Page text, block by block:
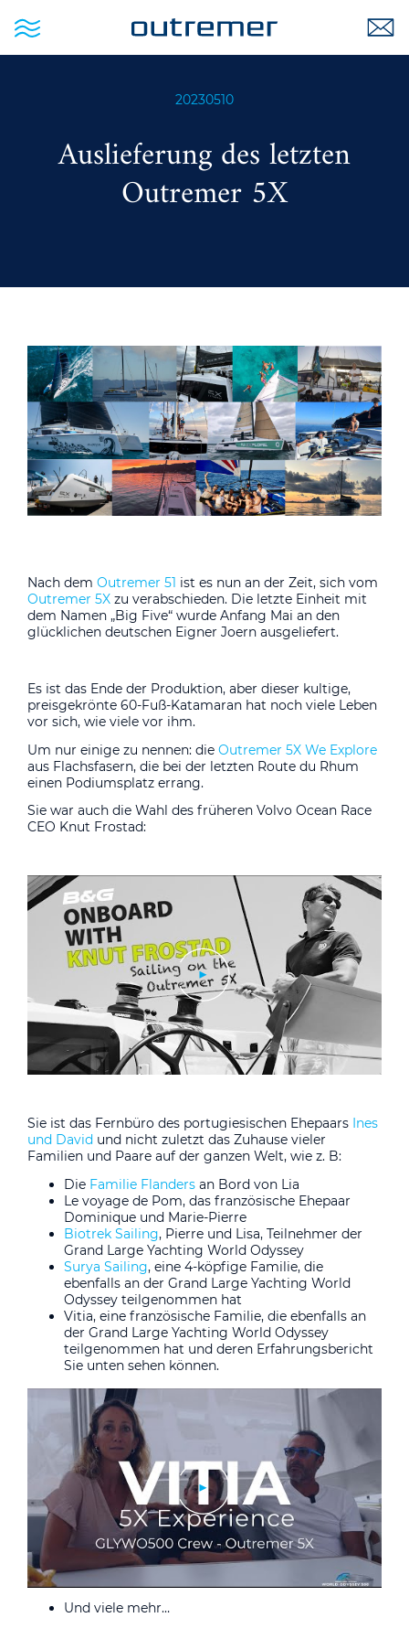
20230510
Auslieferung des letzten
Outremer 5X
Nach dem Outremer 51 ist es nun an der Zeit, sich vom
Outremer 5X zu verabschieden. Die letzte Einheit mit
dem Namen „Big Five“ wurde Anfang Mai an den
glücklichen deutschen Eigner Joern ausgeliefert.
Es ist das Ende der Produktion, aber dieser kultige,
preisgekrönte 60-Fuß-Katamaran hat noch viele Leben
vor sich, wie viele vor ihm.
Um nur einige zu nennen: die Outremer 5X We Explore
aus Flachsfasern, die bei der letzten Route du Rhum
einen Podiumsplatz errang.
Sie war auch die Wahl des früheren Volvo Ocean Race
CEO Knut Frostad:
Sie ist das Fernbüro des portugiesischen Ehepaars Ines
und David und nicht zuletzt das Zuhause vieler
Familien und Paare auf der ganzen Welt, wie z. B:
Die Familie Flanders an Bord von Lia
Le voyage de Pom, das französische Ehepaar
Dominique und Marie-Pierre
Biotrek Sailing, Pierre und Lisa, Teilnehmer der
Grand Large Yachting World Odyssey
Surya Sailing, eine 4-köpfige Familie, die
ebenfalls an der Grand Large Yachting World
Odyssey teilgenommen hat
Vitia, eine französische Familie, die ebenfalls an
der Grand Large Yachting World Odyssey
teilgenommen hat und deren Erfahrungsbericht
Sie unten sehen können.
Und viele mehr…